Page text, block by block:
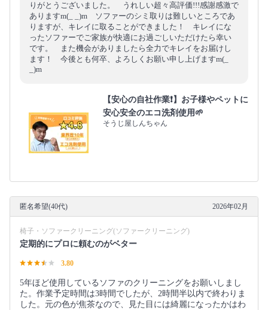
りがとうございました。 うれしい超々高評価!!!感謝感激で
ありますm(_ _)m ソファーのシミ取りは難しいところであ
りますが、キレイに取ることができました！ キレイにな
ったソファーでご家族が快適にお過ごしいただけたら幸い
です。 また機会がありましたら全力でキレイをお届けし
ます！ 今後とも何卒、よろしくお願い申し上げますm(_
_)m
【安心の自社作業❗️】お子様やペットに
安心安全のエコ洗剤使用🌱
そうじ屋しんちゃん
匿名希望(40代) 2026年02月
椅子・ソファークリーニング(ソファークリーニング)
定期的にプロに頼むのがベター
3.80
5年ほど使用しているソファのクリーニングをお願いしまし
た。作業予定時間は3時間でしたが、2時間半以内で終わりま
した。元の色が焦茶なので、見た目には綺麗になったかはわ